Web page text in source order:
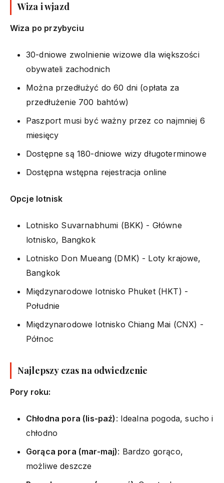
Wiza i wjazd
Wiza po przybyciu
30-dniowe zwolnienie wizowe dla większości
obywateli zachodnich
Można przedłużyć do 60 dni (opłata za
przedłużenie 700 bahtów)
Paszport musi być ważny przez co najmniej 6
miesięcy
Dostępne są 180-dniowe wizy długoterminowe
Dostępna wstępna rejestracja online
Opcje lotnisk
Lotnisko Suvarnabhumi (BKK) - Główne
lotnisko, Bangkok
Lotnisko Don Mueang (DMK) - Loty krajowe,
Bangkok
Międzynarodowe lotnisko Phuket (HKT) -
Południe
Międzynarodowe lotnisko Chiang Mai (CNX) -
Północ
Najlepszy czas na odwiedzenie
Pory roku:
Chłodna pora (lis-paź) : Idealna pogoda, sucho i
chłodno
Gorąca pora (mar-maj): Bardzo gorąco,
możliwe deszcze